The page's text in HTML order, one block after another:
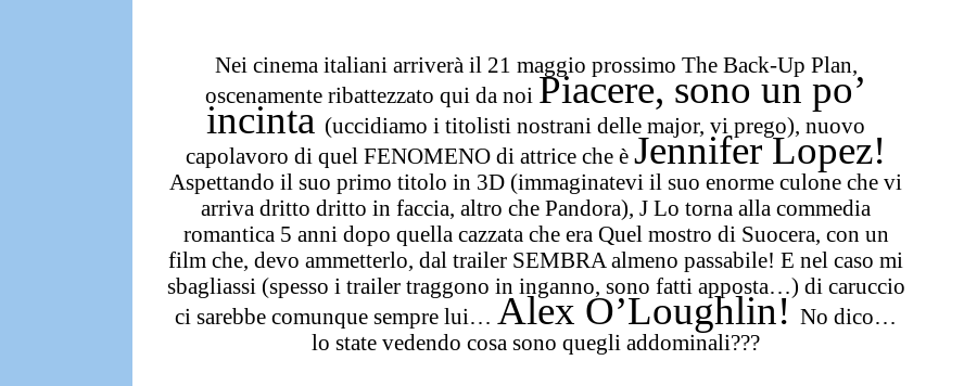
Nei cinema italiani arriverà il 21 maggio prossimo The Back-Up Plan,
oscenamente ribattezzato qui da noi Piacere, sono un po’
incinta (uccidiamo i titolisti nostrani delle major, vi prego), nuovo
capolavoro di quel FENOMENO di attrice che èJennifer Lopez!
Aspettando il suo primo titolo in 3D (immaginatevi il suo enorme culone che vi
arriva dritto dritto in faccia, altro che Pandora), J Lo torna alla commedia
romantica 5 anni dopo quella cazzata che era Quel mostro di Suocera, con un
film che, devo ammetterlo, dal trailer SEMBRA almeno passabile! E nel caso mi
sbagliassi (spesso i trailer traggono in inganno, sono fatti apposta…) di caruccio
ci sarebbe comunque sempre lui… Alex O’Loughlin!No dico…
lo state vedendo cosa sono quegli addominali???